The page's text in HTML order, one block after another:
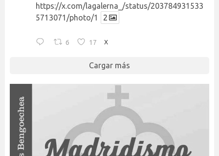
https://x.com/lagalerna_/status/203784931533
5713071/photo/1
2
6 17 X
Cargar más